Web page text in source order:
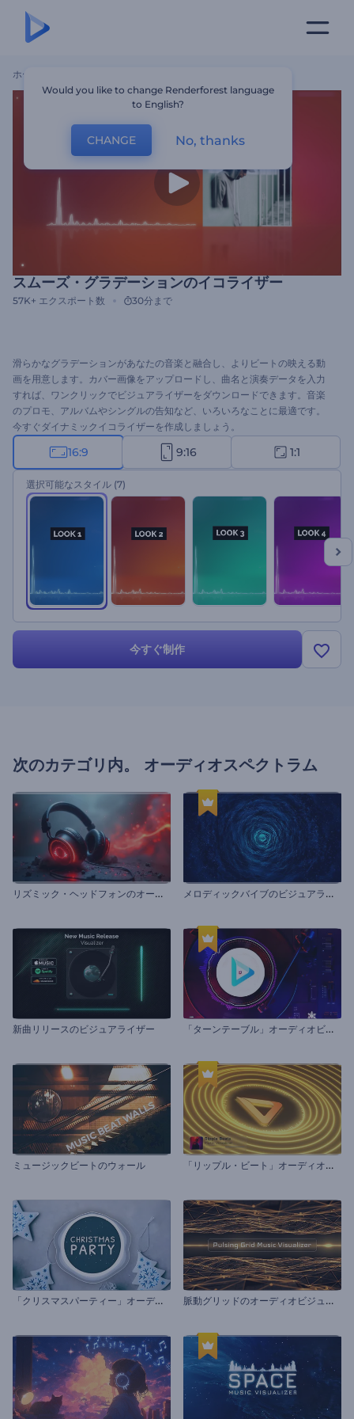
ホーム
スムーズ・グラデーションのイコライザー
57K+ エクスポート数 30分まで
滑らかなグラデーションがあなたの音楽と融合し、よりビートの映える動
画を用意します。カバー画像をアップロードし、曲名と演奏データを入力
すれば、ワンクリックでビジュアライザーをダウンロードできます。音楽
のプロモ、アルバムやシングルの告知など、いろいろなことに最適です。
今すぐダイナミックイコライザーを作成しましょう。
16:9 9:16 1:1
選択可能なスタイル (7)
今すぐ制作
次のカテゴリ内。 オーディオスペクトラム
リ
ズミック・ヘッドフォンのオーディオ・ビジュアライザー メ
ロディックバイブのビジュアライザー
新曲リリースのビジュアライザー 「
ターンテーブル」オーディオビジュアライザー
ミュージックビートのウォール 「
リップル・ビート」オーディオビジュアライザー
「
クリスマスパーティー」オーディオビジュアライザー 脈
動グリッドのオーディオビジュアライザー
Would you like to change Renderforest language
to English?
CHANGE No, thanks